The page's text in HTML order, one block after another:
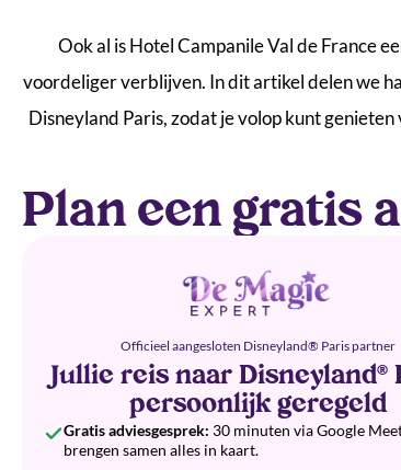
Ook al is Hotel Campanile Val de France
voordeliger verblijven. In dit artikel delen we
Disneyland Paris, zodat je volop kunt
Plan een gratis
Officieel aangesloten Disneyland® Paris partner
Jullie reis naar Disneyland®
persoonlijk geregeld
Gratis adviesgesprek: 30 minuten via Google
brengen samen alles in kaart.